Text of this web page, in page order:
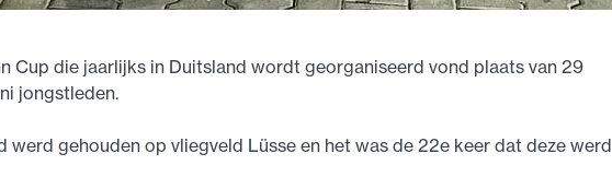
Cup die jaarlijks in Duitsland wordt georganiseerd vond plaats van 29
jongstleden.
werd gehouden op vliegveld Lüsse en het was de 22e keer dat deze werd